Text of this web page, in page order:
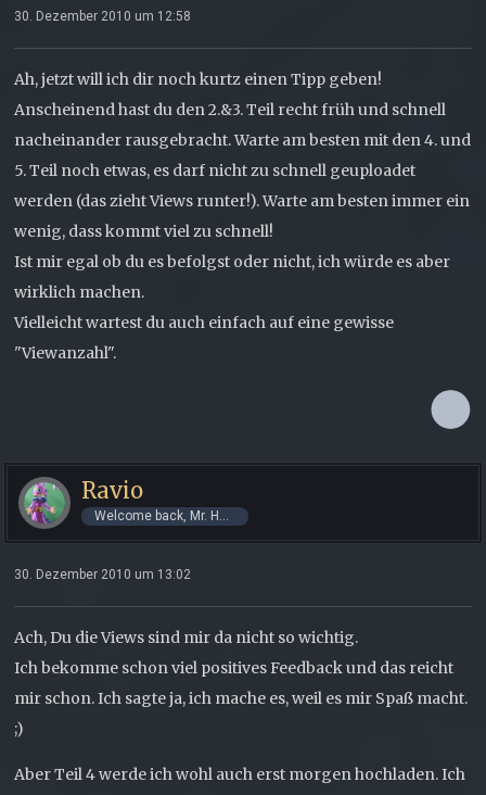
30. Dezember 2010 um 12:58
Ah, jetzt will ich dir noch kurtz einen Tipp geben!
Anscheinend hast du den 2.&3. Teil recht früh und schnell
nacheinander rausgebracht. Warte am besten mit den 4. und
5. Teil noch etwas, es darf nicht zu schnell geuploadet
werden (das zieht Views runter!). Warte am besten immer ein
wenig, dass kommt viel zu schnell!
Ist mir egal ob du es befolgst oder nicht, ich würde es aber
wirklich machen.
Vielleicht wartest du auch einfach auf eine gewisse
"Viewanzahl".
Ravio
30. Dezember 2010 um 13:02
Ach, Du die Views sind mir da nicht so wichtig.
Ich bekomme schon viel positives Feedback und das reicht
mir schon. Ich sagte ja, ich mache es, weil es mir Spaß macht.
;)
Aber Teil 4 werde ich wohl auch erst morgen hochladen. Ich